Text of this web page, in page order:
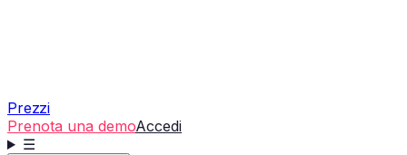
Prezzi
Prenota una demoAccedi
☰